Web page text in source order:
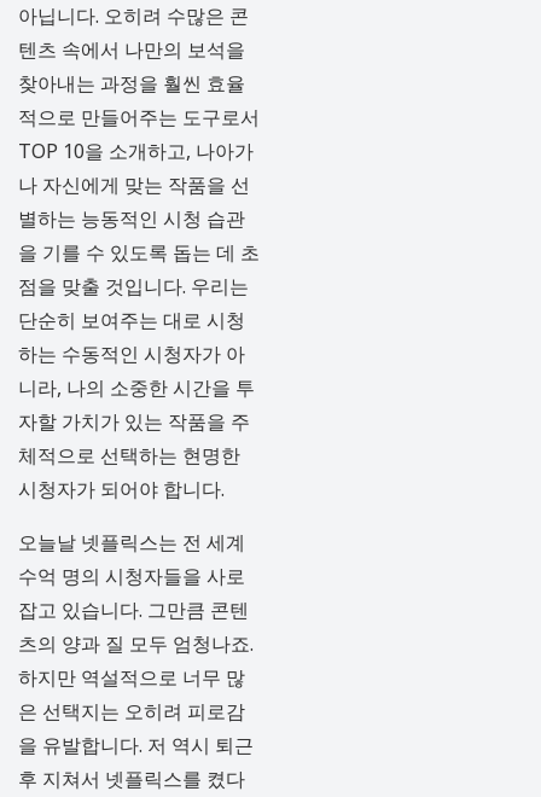
아닙니다. 오히려 수많은 콘
텐츠 속에서 나만의 보석을
찾아내는 과정을 훨씬 효율
적으로 만들어주는 도구로서
TOP 10을 소개하고, 나아가
나 자신에게 맞는 작품을 선
별하는 능동적인 시청 습관
을 기를 수 있도록 돕는 데 초
점을 맞출 것입니다. 우리는
단순히 보여주는 대로 시청
하는 수동적인 시청자가 아
니라, 나의 소중한 시간을 투
자할 가치가 있는 작품을 주
체적으로 선택하는 현명한
시청자가 되어야 합니다.
오늘날 넷플릭스는 전 세계
수억 명의 시청자들을 사로
잡고 있습니다. 그만큼 콘텐
츠의 양과 질 모두 엄청나죠.
하지만 역설적으로 너무 많
은 선택지는 오히려 피로감
을 유발합니다. 저 역시 퇴근
후 지쳐서 넷플릭스를 켰다